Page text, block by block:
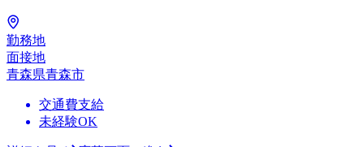
勤務地
面接地
青森県青森市
交通費支給
未経験OK